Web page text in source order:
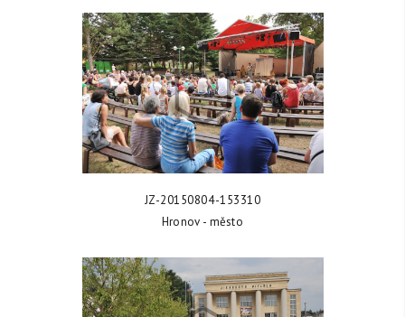
ZOBRAZIT FOTKU
JZ-20150804-153310
Hronov - město